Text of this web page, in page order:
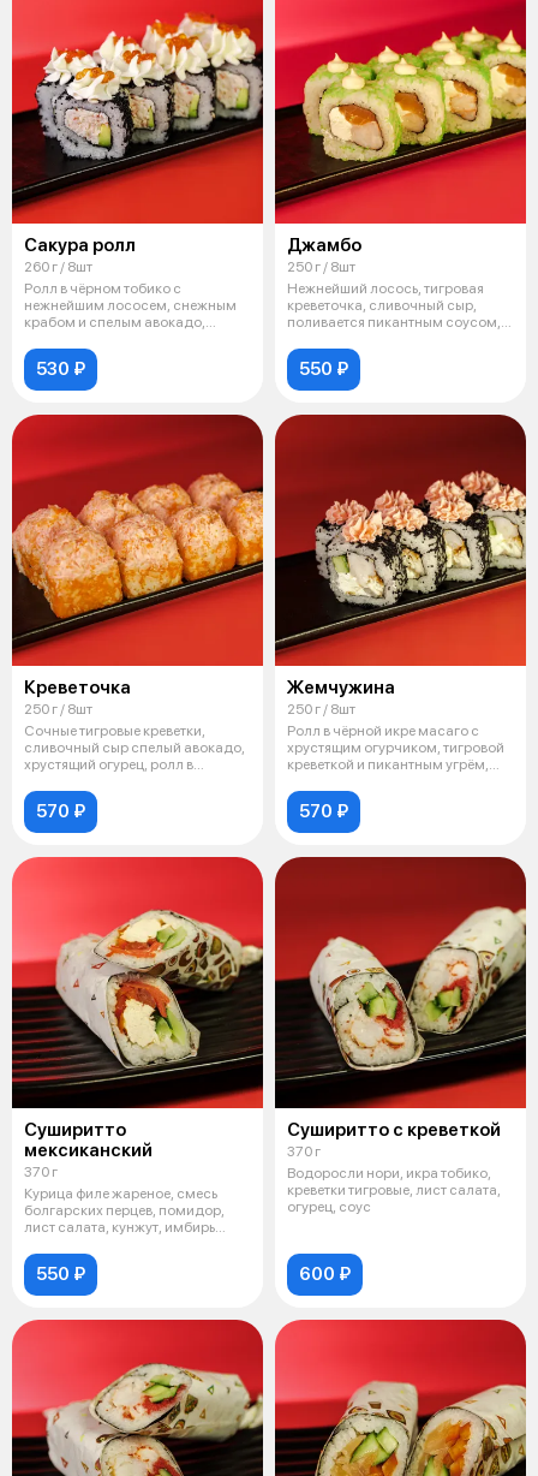
Сакура ролл
260 г / 8шт
Ролл в чёрном тобико с
нежнейшим лососем, снежным
крабом и спелым авокадо,
530 ₽
Джамбо
250 г / 8шт
Нежнейший лосось, тигровая
креветочка, сливочный сыр,
поливается пикантным соусом,
550 ₽
Креветочка
250 г / 8шт
Сочные тигровые креветки,
сливочный сыр спелый авокадо,
хрустящий огурец, ролл в
570 ₽
Жемчужина
250 г / 8шт
Ролл в чёрной икре масаго с
хрустящим огурчиком, тигровой
креветкой и пикантным угрём,
570 ₽
Суширитто
мексиканский
370 г
Курица филе жареное, смесь
болгарских перцев, помидор,
лист салата, кунжут, имбирь
550 ₽
Суширитто с креветкой
370 г
Водоросли нори, икра тобико,
креветки тигровые, лист салата,
огурец, соус
600 ₽